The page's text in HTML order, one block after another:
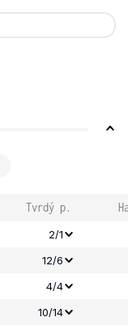
Tvrdý p.
2/1
12/6
4/4
10/14